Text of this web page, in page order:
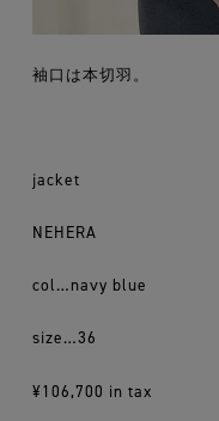
袖口は本切羽。
jacket
NEHERA
col…navy blue
size…36
¥106,700 in tax